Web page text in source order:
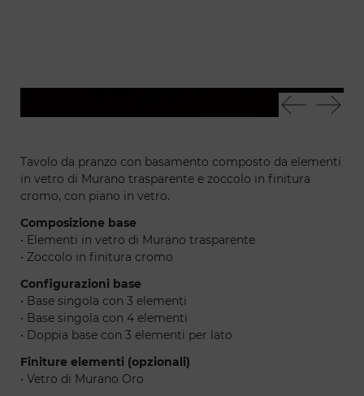
Tavolo da pranzo con basamento composto da elementi
in vetro di Murano trasparente e zoccolo in finitura
cromo, con piano in vetro.
Composizione base
• Elementi in vetro di Murano trasparente
• Zoccolo in finitura cromo
Configurazioni base
• Base singola con 3 elementi
• Base singola con 4 elementi
• Doppia base con 3 elementi per lato
Finiture elementi (opzionali)
• Vetro di Murano Oro